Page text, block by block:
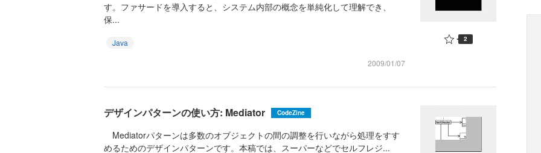
す。ファサードを導入すると、システム内部の概念を単純化して理解でき、
保...
Java
2009/01/07
2
デザインパターンの使い方: Mediator CodeZine
Mediatorパターンは多数のオブジェクトの間の調整を行いながら処理をすす
めるためのデザインパターンです。本稿では、スーパーなどでセルフレジ...